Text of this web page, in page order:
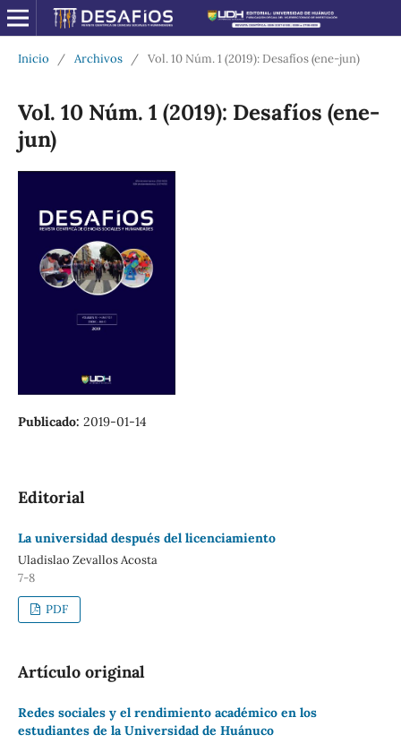
Inicio / Archivos / Vol. 10 Núm. 1 (2019): Desafíos (ene-jun)
Vol. 10 Núm. 1 (2019): Desafíos (ene-
jun)
Publicado: 2019-01-14
Editorial
La universidad después del licenciamiento
Uladislao Zevallos Acosta
7-8
PDF
Artículo original
Redes sociales y el rendimiento académico en los
estudiantes de la Universidad de Huánuco